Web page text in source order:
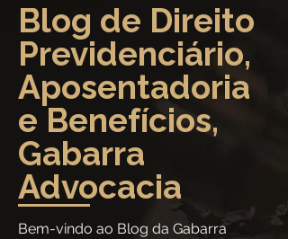
Blog de Direito
Previdenciário,
Aposentadoria
e Benefícios,
Gabarra
Advocacia
Bem-vindo ao Blog da Gabarra